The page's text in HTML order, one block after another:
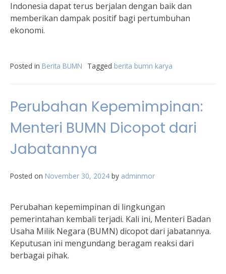
Indonesia dapat terus berjalan dengan baik dan
memberikan dampak positif bagi pertumbuhan
ekonomi.
Posted in Berita BUMN Tagged berita bumn karya
Perubahan Kepemimpinan:
Menteri BUMN Dicopot dari
Jabatannya
Posted on November 30, 2024 by adminmor
Perubahan kepemimpinan di lingkungan
pemerintahan kembali terjadi. Kali ini, Menteri Badan
Usaha Milik Negara (BUMN) dicopot dari jabatannya.
Keputusan ini mengundang beragam reaksi dari
berbagai pihak.